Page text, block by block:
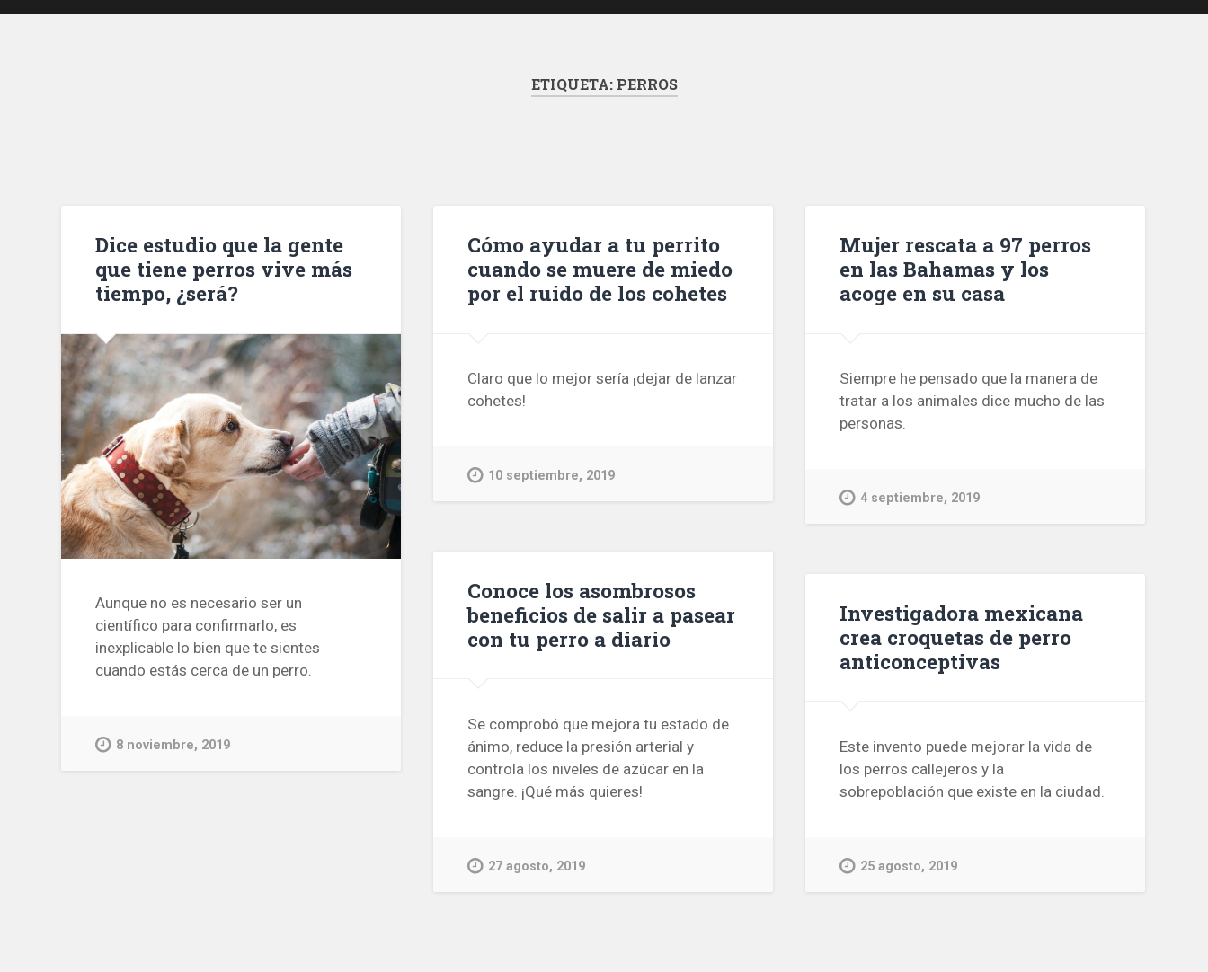
ETIQUETA: PERROS
Dice estudio que la gente
que tiene perros vive más
tiempo, ¿será?
Aunque no es necesario ser un
científico para confirmarlo, es
inexplicable lo bien que te sientes
cuando estás cerca de un perro.
8 noviembre, 2019
Cómo ayudar a tu perrito
cuando se muere de miedo
por el ruido de los cohetes
Claro que lo mejor sería ¡dejar de lanzar
cohetes!
10 septiembre, 2019
Mujer rescata a 97 perros
en las Bahamas y los
acoge en su casa
Siempre he pensado que la manera de
tratar a los animales dice mucho de las
personas.
4 septiembre, 2019
Conoce los asombrosos
beneficios de salir a pasear
con tu perro a diario
Se comprobó que mejora tu estado de
ánimo, reduce la presión arterial y
controla los niveles de azúcar en la
sangre. ¡Qué más quieres!
27 agosto, 2019
Investigadora mexicana
crea croquetas de perro
anticonceptivas
Este invento puede mejorar la vida de
los perros callejeros y la
sobrepoblación que existe en la ciudad.
25 agosto, 2019